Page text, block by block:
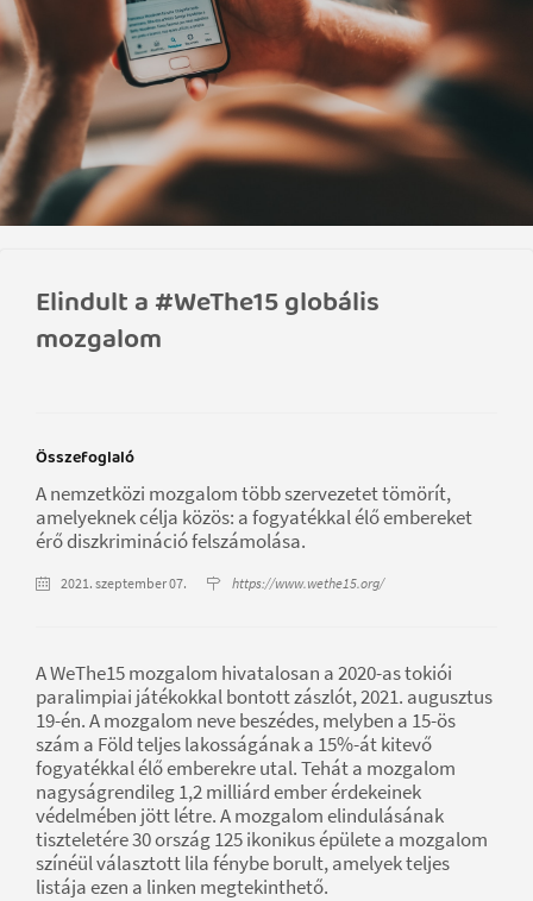
Elindult a #WeThe15 globális
mozgalom
Összefoglaló
A nemzetközi mozgalom több szervezetet tömörít,
amelyeknek célja közös: a fogyatékkal élő embereket
érő diszkrimináció felszámolása.
2021. szeptember 07. https://www.wethe15.org/
A WeThe15 mozgalom hivatalosan a 2020-as tokiói
paralimpiai játékokkal bontott zászlót, 2021. augusztus
19-én. A mozgalom neve beszédes, melyben a 15-ös
szám a Föld teljes lakosságának a 15%-át kitevő
fogyatékkal élő emberekre utal. Tehát a mozgalom
nagyságrendileg 1,2 milliárd ember érdekeinek
védelmében jött létre. A mozgalom elindulásának
tiszteletére 30 ország 125 ikonikus épülete a mozgalom
színéül választott lila fénybe borult, amelyek teljes
listája ezen a linken megtekinthető.